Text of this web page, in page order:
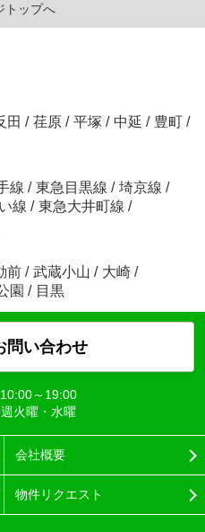
トップへ
田 / 荏原 / 平塚 / 中延 / 豊町 /
線 / 東急目黒線 / 埼京線 /
線 / 東急大井町線 /
前 / 武蔵小山 / 大崎 /
園 / 目黒
問い合わせ
10:00～19:00
火曜・水曜
会社概要
物件リクエスト